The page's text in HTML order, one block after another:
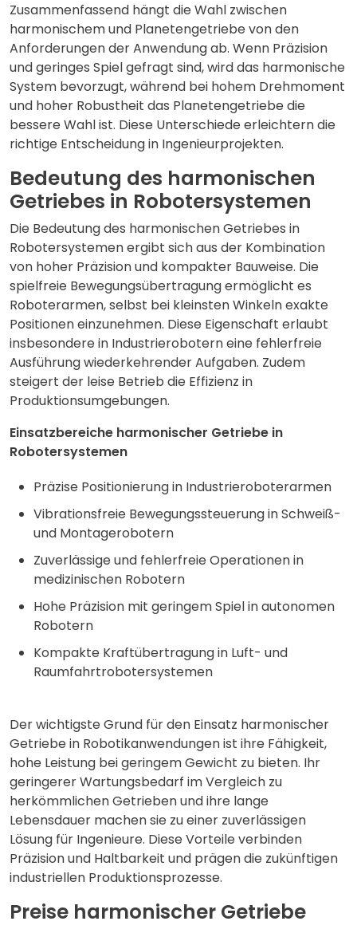
Zusammenfassend hängt die Wahl zwischen
harmonischem und Planetengetriebe von den
Anforderungen der Anwendung ab. Wenn Präzision
und geringes Spiel gefragt sind, wird das harmonische
System bevorzugt, während bei hohem Drehmoment
und hoher Robustheit das Planetengetriebe die
bessere Wahl ist. Diese Unterschiede erleichtern die
richtige Entscheidung in Ingenieurprojekten.
Bedeutung des harmonischen
Getriebes in Robotersystemen
Die Bedeutung des harmonischen Getriebes in
Robotersystemen ergibt sich aus der Kombination
von hoher Präzision und kompakter Bauweise. Die
spielfreie Bewegungsübertragung ermöglicht es
Roboterarmen, selbst bei kleinsten Winkeln exakte
Positionen einzunehmen. Diese Eigenschaft erlaubt
insbesondere in Industrierobotern eine fehlerfreie
Ausführung wiederkehrender Aufgaben. Zudem
steigert der leise Betrieb die Effizienz in
Produktionsumgebungen.
Einsatzbereiche harmonischer Getriebe in
Robotersystemen
Präzise Positionierung in Industrieroboterarmen
Vibrationsfreie Bewegungssteuerung in Schweiß-
und Montagerobotern
Zuverlässige und fehlerfreie Operationen in
medizinischen Robotern
Hohe Präzision mit geringem Spiel in autonomen
Robotern
Kompakte Kraftübertragung in Luft- und
Raumfahrtrobotersystemen
Der wichtigste Grund für den Einsatz harmonischer
Getriebe in Robotikanwendungen ist ihre Fähigkeit,
hohe Leistung bei geringem Gewicht zu bieten. Ihr
geringerer Wartungsbedarf im Vergleich zu
herkömmlichen Getrieben und ihre lange
Lebensdauer machen sie zu einer zuverlässigen
Lösung für Ingenieure. Diese Vorteile verbinden
Präzision und Haltbarkeit und prägen die zukünftigen
industriellen Produktionsprozesse.
Preise harmonischer Getriebe